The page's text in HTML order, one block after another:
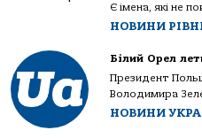
Є імена, які не
НОВИНИ
Білий Орел
Президент
Володимира
НОВИНИ